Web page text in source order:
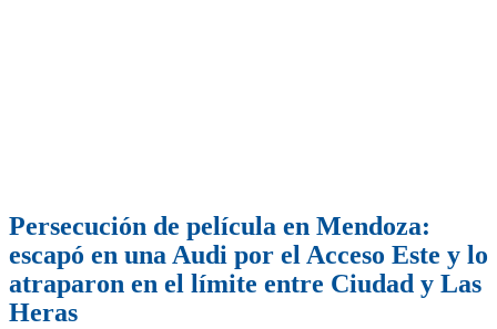
Persecución de película en Mendoza:
escapó en una Audi por el Acceso Este y lo
atraparon en el límite entre Ciudad y Las
Heras